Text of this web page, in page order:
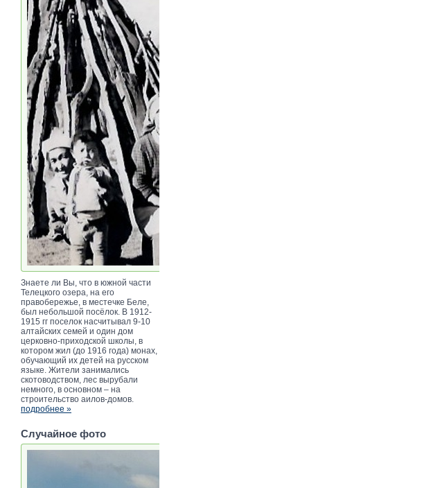
Знаете ли Вы, что в южной части
Телецкого озера, на его
правобережье, в местечке Беле,
был небольшой посёлок. В 1912-
1915 гг поселок насчитывал 9-10
алтайских семей и один дом
церковно-приходской школы, в
котором жил (до 1916 года) монах,
обучающий их детей на русском
языке. Жители занимались
скотоводством, лес вырубали
немного, в основном – на
строительство аилов-домов.
подробнее »
Случайное фото